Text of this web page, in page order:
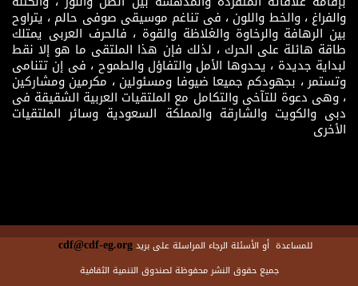
والفراغ ، والخط واللون ، فى تناغم موسيقى صوفى حالم ، يتراوح
بين الرهافة والرخاوة والغلاظة والقوة ، فالحرف العربى يمتلك
طاقة هائلة على الحرك ، لذلك فإن هذا الملتقى ما هو إلا نقط
لبداية جديدة ، يحدوها الأمل والتفاؤل والطموح ، فى إن تتنامى
وتستمر ، بجهودكم جميعا ضيوفا ومسئولين ، مكرمين ومشاركين
، وهى دعوة للتآخى والتكامل مع الملتقيات العربية الشقيقة فى
دبى والكويت والشارقة والمملكة السعودية وسائر الملتقيات
الأخرى
للمساعدة أو الأسئلة الرجاء المراسلة على بريدcdf@cdf-eg.org
جميع حقوق النشر محفوظة لصندوق التنمية الثقافية